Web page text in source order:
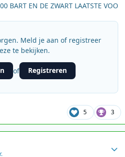
BART EN DE ZWART LAATSTE VOO
Meld je aan of registreer
te bekijken.
of Registreren
5 3